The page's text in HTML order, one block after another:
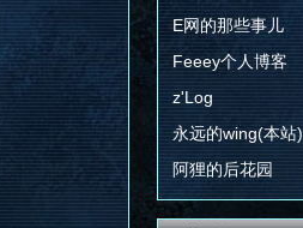
E网的那些事儿
Feeey个人博客
z'Log
永远的wing(本站)
阿狸的后花园